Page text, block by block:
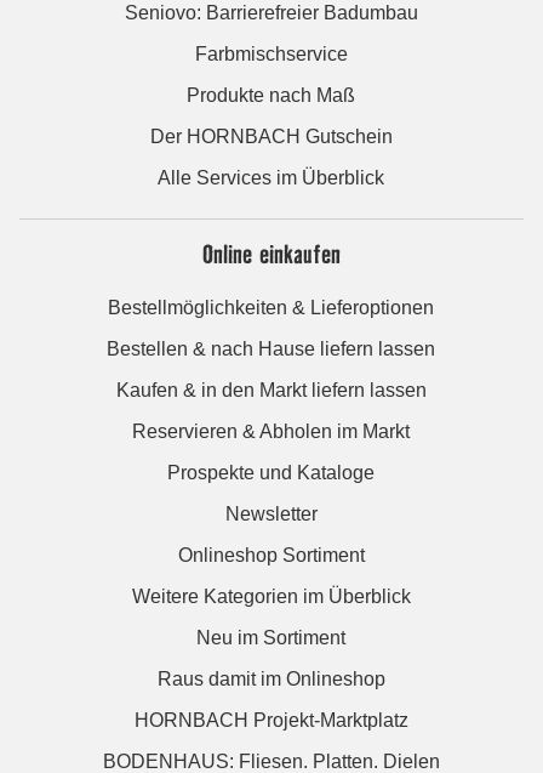
Seniovo: Barrierefreier Badumbau
Farbmischservice
Produkte nach Maß
Der HORNBACH Gutschein
Alle Services im Überblick
Online einkaufen
Bestellmöglichkeiten & Lieferoptionen
Bestellen & nach Hause liefern lassen
Kaufen & in den Markt liefern lassen
Reservieren & Abholen im Markt
Prospekte und Kataloge
Newsletter
Onlineshop Sortiment
Weitere Kategorien im Überblick
Neu im Sortiment
Raus damit im Onlineshop
HORNBACH Projekt-Marktplatz
BODENHAUS: Fliesen. Platten. Dielen